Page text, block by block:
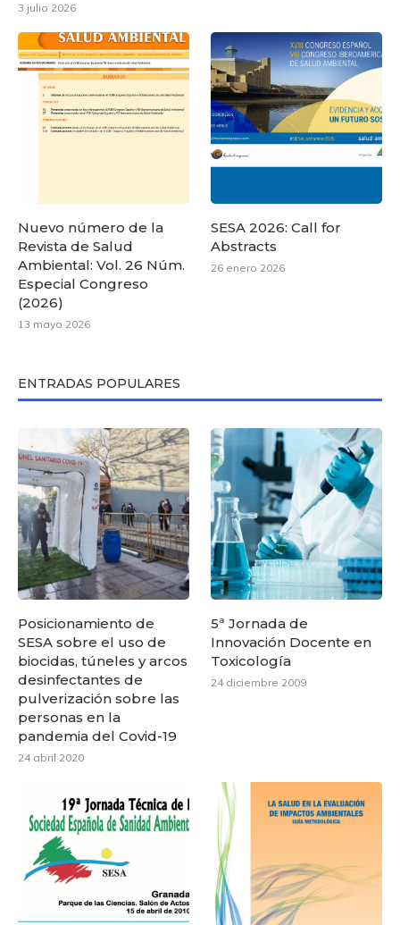
3 julio 2026
Nuevo número de la
Revista de Salud
Ambiental: Vol. 26 Núm.
Especial Congreso
(2026)
13 mayo 2026
SESA 2026: Call for
Abstracts
26 enero 2026
ENTRADAS POPULARES
Posicionamiento de
SESA sobre el uso de
biocidas, túneles y arcos
desinfectantes de
pulverización sobre las
personas en la
pandemia del Covid-19
24 abril 2020
5ª Jornada de
Innovación Docente en
Toxicología
24 diciembre 2009